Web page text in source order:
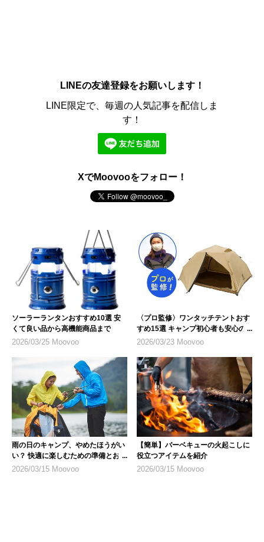
LINEの友達登録をお願いします！
LINE限定で、毎週の人気記事を配信しま
す！
XでMoovooをフォロー！
ソーラーランタンおすすめ10選 安
くて良い品から高機能商品まで
2026/03/25 Moovoo
〈プロ監修〉ワンタッチテントおす
すめ15選 キャンプ初心者も安心の
人気モデル
2026/03/23 Moovoo
雨の日のキャンプ、やめたほうがい
い？ 快適に楽しむための準備とおす
すめ商品
2026/03/15 Moovoo
【簡単】バーベキューの火起こしに
役立つアイテムを紹介
2026/03/15 Moovoo